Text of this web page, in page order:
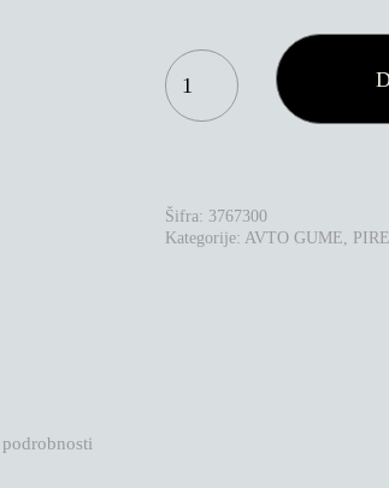
PIRELLI
PZERO
WINTER
265/35R19
KOLIČINA
Šifra: 3767300
Kategorije: AVTO GUME